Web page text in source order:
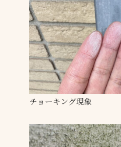
チョーキング現象